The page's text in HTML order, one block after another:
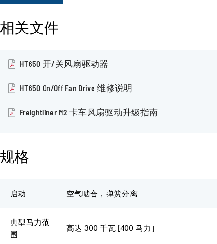
相关文件
HT650 开/关风扇驱动器
HT650 On/Off Fan Drive 维修说明
Freightliner M2 卡车风扇驱动升级指南
规格
启动 空气啮合，弹簧分离
典型马力范
围
高达 300 千瓦 [400 马力］